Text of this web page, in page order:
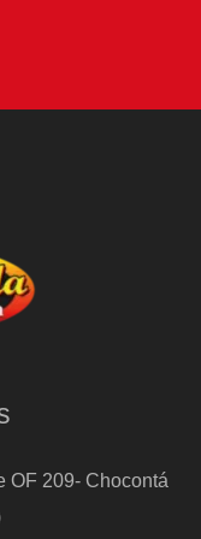
OF 209- Chocontá